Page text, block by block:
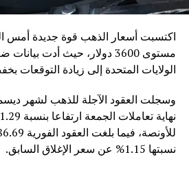
اكتسبت أسعار الذهب قوة جديدة أمس
مستوى 3600 دولار، حيث أدت
الولايات المتحدة إلى زيادة التوقعات
نسبتها 1.15% عن سعر الإغلاق السابق.